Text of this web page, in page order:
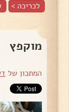
לכריכה >
מוקפץ
המתכון של